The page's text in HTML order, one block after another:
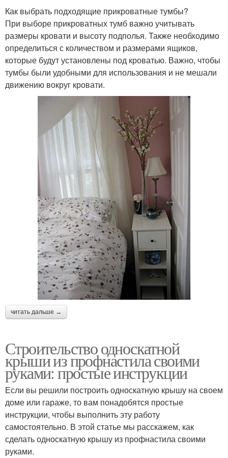
Как выбрать подходящие прикроватные тумбы?
При выборе прикроватных тумб важно учитывать
размеры кровати и высоту подполья. Также необходимо
определиться с количеством и размерами ящиков,
которые будут установлены под кроватью. Важно, чтобы
тумбы были удобными для использования и не мешали
движению вокруг кровати.
читать дальше →
Строительство односкатной
крыши из профнастила своими
руками: простые инструкции
Если вы решили построить односкатную крышу на своем
доме или гараже, то вам понадобятся простые
инструкции, чтобы выполнить эту работу
самостоятельно. В этой статье мы расскажем, как
сделать односкатную крышу из профнастила своими
руками.